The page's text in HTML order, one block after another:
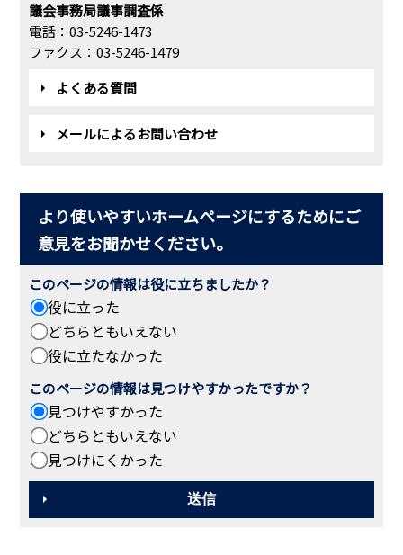
議会事務局議事調査係
電話：03-5246-1473
ファクス：03-5246-1479
よくある質問
メールによるお問い合わせ
より使いやすいホームページにするためにご
意見をお聞かせください。
このページの情報は役に立ちましたか？
役に立った
どちらともいえない
役に立たなかった
このページの情報は見つけやすかったですか？
見つけやすかった
どちらともいえない
見つけにくかった